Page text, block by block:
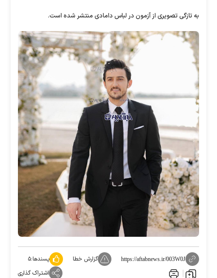
به تازگی تصویری از آزمون در لباس دامادی منتشر شده است.
https://aftabnews.ir/003W0J گزارش خطا پسندها:۵
اشتراک گذاری